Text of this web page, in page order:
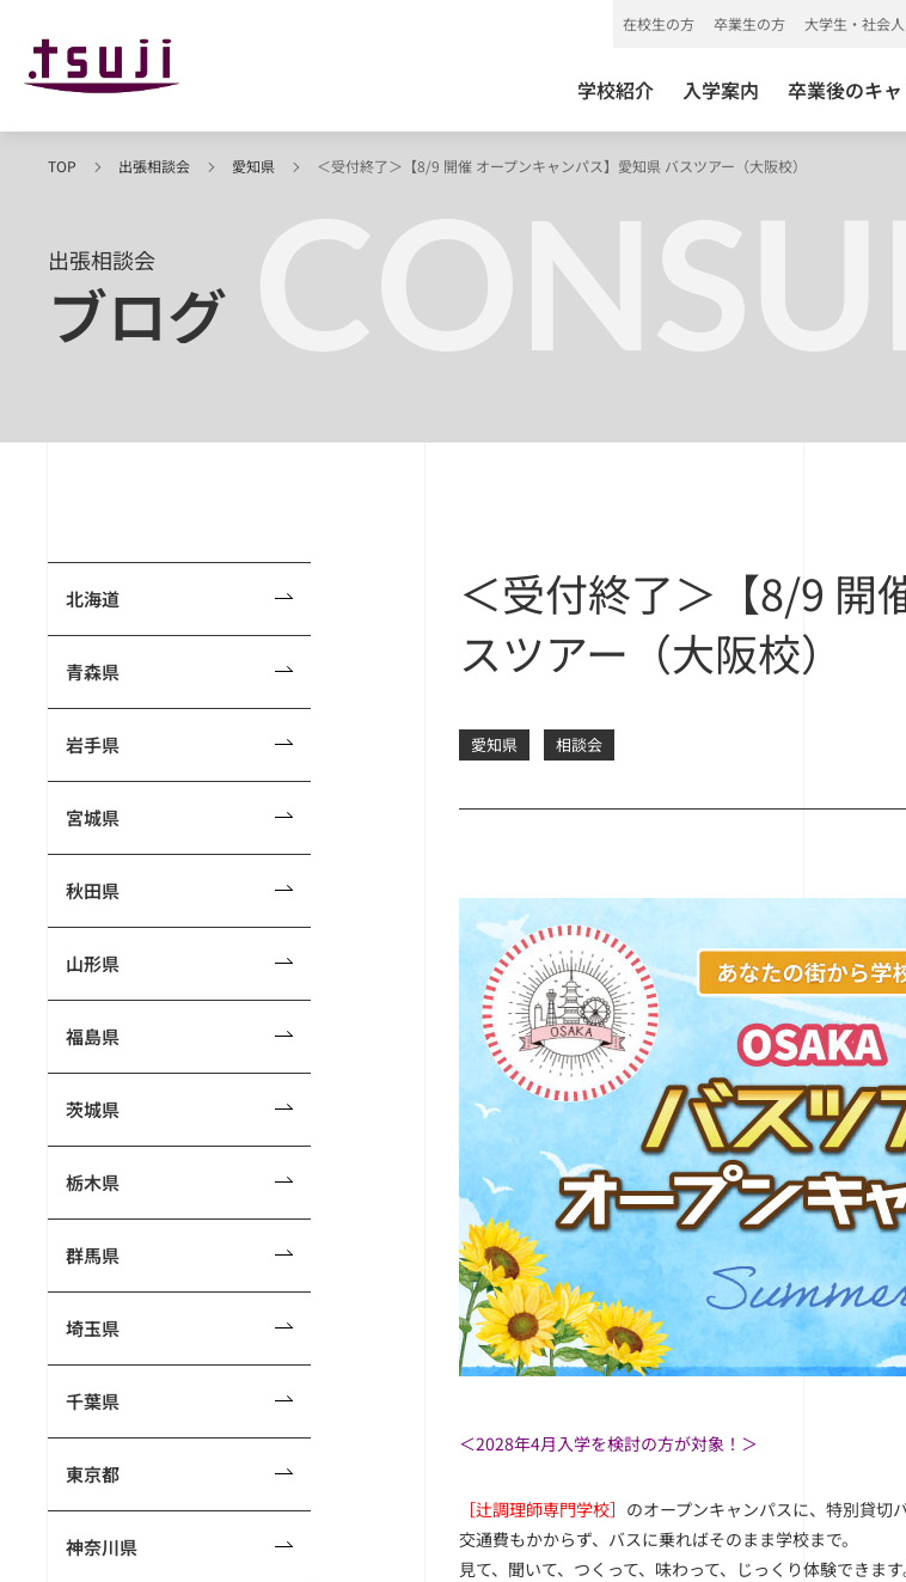
学校紹介 入学案内 卒業後のキ
在校生の方 卒業生の方 大学生・社会
TOP 出張相談会 愛知県 ＜受付終了＞【8/9 開催 オープンキャンパス】愛知県 バスツアー（大阪校）
出張相談会
ブログ
北海道
青森県
岩手県
宮城県
秋田県
山形県
福島県
茨城県
栃木県
群馬県
埼玉県
千葉県
東京都
神奈川県
＜受付終了＞【8/9 開
スツアー（大阪校）
愛知県 相談会
＜2028年4月入学を検討の方が対象！＞
［辻調理師専門学校］ のオープンキャンパスに、特別貸切
交通費もかからず、バスに乗ればそのまま学校まで。
見て、聞いて、つくって、味わって、じっくり体験できます